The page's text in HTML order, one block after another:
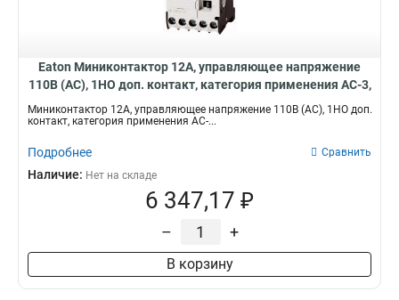
Eaton Миниконтактор 12А, управляющее напряжение
110В (AC), 1НO доп. контакт, категория применения AC-3,
АС4 DILEM12-10(110V50Hz)
Миниконтактор 12А, управляющее напряжение 110В (AC), 1НO доп.
контакт, категория применения AC-...
Подробнее Сравнить
Наличие: Нет на складе
6 347,17 ₽
– +
В корзину